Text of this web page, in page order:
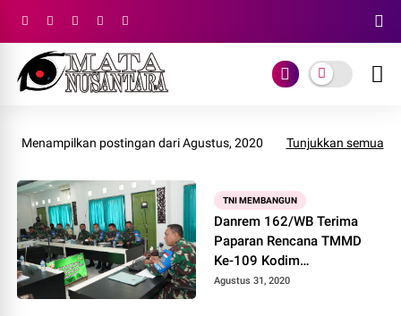
Menampilkan postingan dari Agustus, 2020 Tunjukkan semua
TNI MEMBANGUN
Danrem 162/WB Terima
Paparan Rencana TMMD
Ke-109 Kodim
1607/Sumbawa
Agustus 31, 2020